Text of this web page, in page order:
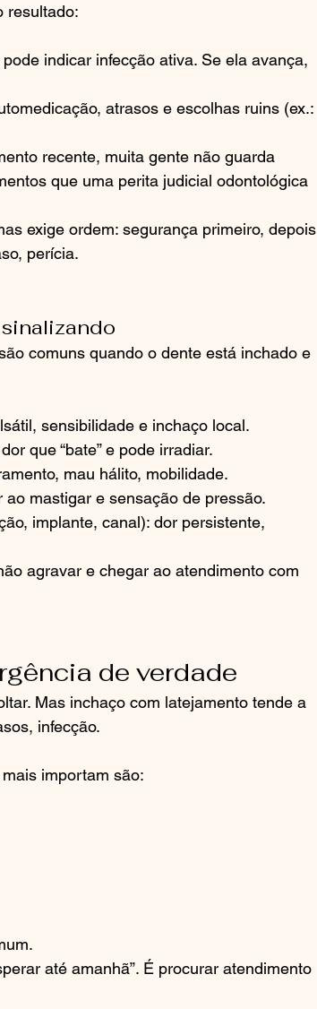
resultado:
indicar infecção ativa. Se ela avança,
atrasos e escolhas ruins (ex.:
recente, muita gente não guarda
que uma perita judicial odontológica
exige ordem: segurança primeiro, depois
perícia.
comuns quando o dente está inchado e
sensibilidade e inchaço local.
que “bate” e pode irradiar.
mau hálito, mobilidade.
mastigar e sensação de pressão.
implante, canal): dor persistente,
agravar e chegar ao atendimento com
de verdade
Mas inchaço com latejamento tende a
infecção.
importam são:
até amanhã”. É procurar atendimento